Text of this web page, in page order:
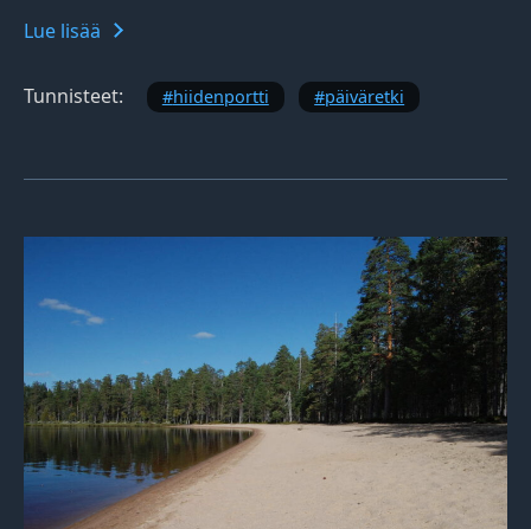
Lue lisää
Tunnisteet: hiidenportti päiväretki